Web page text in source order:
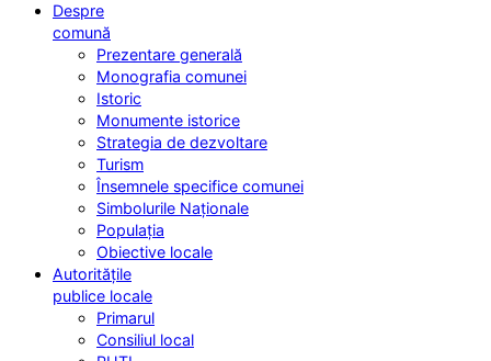
Despre
comună
Prezentare generală
Monografia comunei
Istoric
Monumente istorice
Strategia de dezvoltare
Turism
Însemnele specifice comunei
Simbolurile Naționale
Populația
Obiective locale
Autoritățile
publice locale
Primarul
Consiliul local